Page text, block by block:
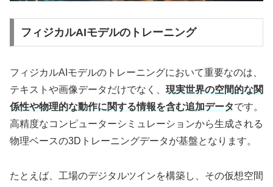
フィジカルAIモデルのトレーニング
フィジカルAIモデルのトレーニングにおいて重要なのは、
テキストや画像データだけでなく、 現実世界の空間的な関
係性や物理的な動作に関する情報を含む追加データです。
高精度なコンピューターシミュレーションから生成される
物理ベースの3Dトレーニングデータが基盤となります。
たとえば、工場のデジタルツインを構築し、その仮想空間